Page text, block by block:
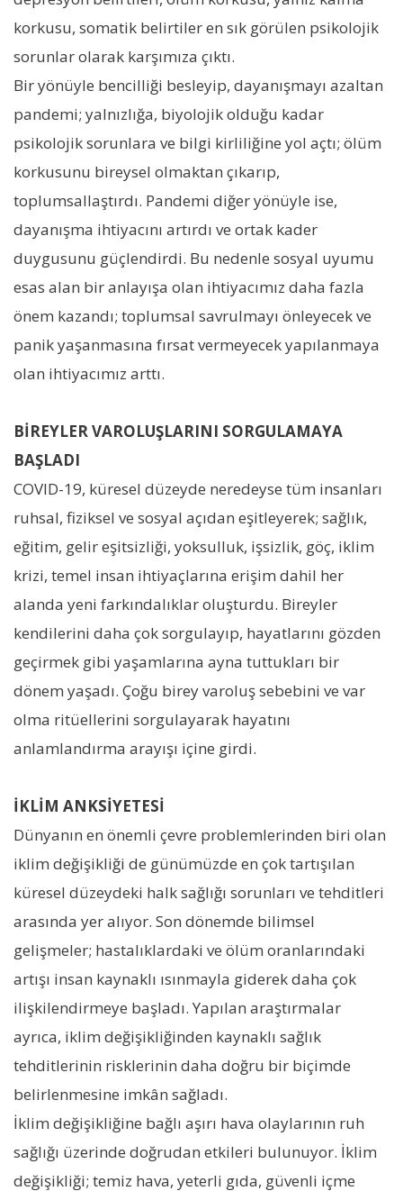
korkusu, somatik belirtiler en sık görülen psikolojik
sorunlar olarak karşımıza çıktı.
Bir yönüyle bencilliği besleyip, dayanışmayı azaltan
pandemi; yalnızlığa, biyolojik olduğu kadar
psikolojik sorunlara ve bilgi kirliliğine yol açtı; ölüm
korkusunu bireysel olmaktan çıkarıp,
toplumsallaştırdı. Pandemi diğer yönüyle ise,
dayanışma ihtiyacını artırdı ve ortak kader
duygusunu güçlendirdi. Bu nedenle sosyal uyumu
esas alan bir anlayışa olan ihtiyacımız daha fazla
önem kazandı; toplumsal savrulmayı önleyecek ve
panik yaşanmasına fırsat vermeyecek yapılanmaya
olan ihtiyacımız arttı.
BİREYLER VAROLUŞLARINI SORGULAMAYA
BAŞLADI
COVID-19, küresel düzeyde neredeyse tüm insanları
ruhsal, fiziksel ve sosyal açıdan eşitleyerek; sağlık,
eğitim, gelir eşitsizliği, yoksulluk, işsizlik, göç, iklim
krizi, temel insan ihtiyaçlarına erişim dahil her
alanda yeni farkındalıklar oluşturdu. Bireyler
kendilerini daha çok sorgulayıp, hayatlarını gözden
geçirmek gibi yaşamlarına ayna tuttukları bir
dönem yaşadı. Çoğu birey varoluş sebebini ve var
olma ritüellerini sorgulayarak hayatını
anlamlandırma arayışı içine girdi.
İKLİM ANKSİYETESİ
Dünyanın en önemli çevre problemlerinden biri olan
iklim değişikliği de günümüzde en çok tartışılan
küresel düzeydeki halk sağlığı sorunları ve tehditleri
arasında yer alıyor. Son dönemde bilimsel
gelişmeler; hastalıklardaki ve ölüm oranlarındaki
artışı insan kaynaklı ısınmayla giderek daha çok
ilişkilendirmeye başladı. Yapılan araştırmalar
ayrıca, iklim değişikliğinden kaynaklı sağlık
tehditlerinin risklerinin daha doğru bir biçimde
belirlenmesine imkân sağladı.
İklim değişikliğine bağlı aşırı hava olaylarının ruh
sağlığı üzerinde doğrudan etkileri bulunuyor. İklim
değişikliği; temiz hava, yeterli gıda, güvenli içme